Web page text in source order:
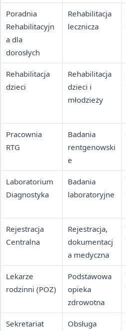
Poradnia
Rehabilitacyjn
a dla
dorosłych
Rehabilitacja
lecznicza
Rehabilitacja
dzieci
Rehabilitacja
dzieci i
młodzieży
Pracownia
RTG
Badania
rentgenowski
e
Laboratorium
Diagnostyka
Badania
laboratoryjne
Rejestracja
Centralna
Rejestracja,
dokumentacj
a medyczna
Lekarze
rodzinni (POZ)
Podstawowa
opieka
zdrowotna
Sekretariat
Obsługa